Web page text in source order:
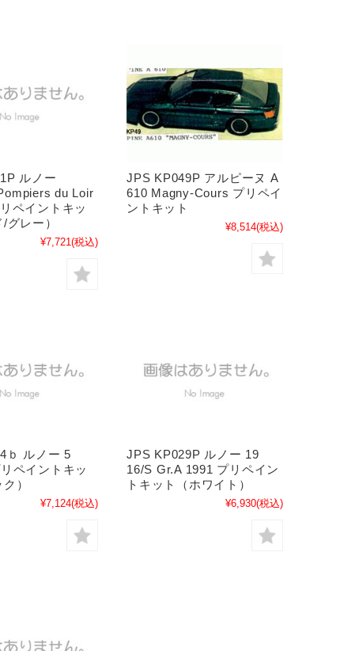
ルノー
du Loir
ペイントキッ
グレー）
¥7,721 (税込)
JPS KP049P アルピーヌ A
610 Magny-Cours プリペイ
ントキット
¥8,514(税込)
ｂ ルノー 5
ペイントキッ
）
¥7,124(税込)
JPS KP029P ルノー 19
16/S Gr.A 1991 プリペイン
トキット（ホワイト）
¥6,930(税込)